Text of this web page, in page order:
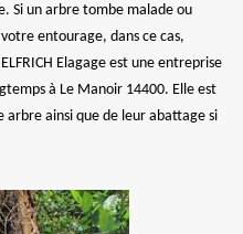
Si un arbre tombe malade ou
entourage, dans ce cas,
Elagage est une entreprise
à Le Manoir 14400. Elle est
arbre ainsi que de leur abattage si